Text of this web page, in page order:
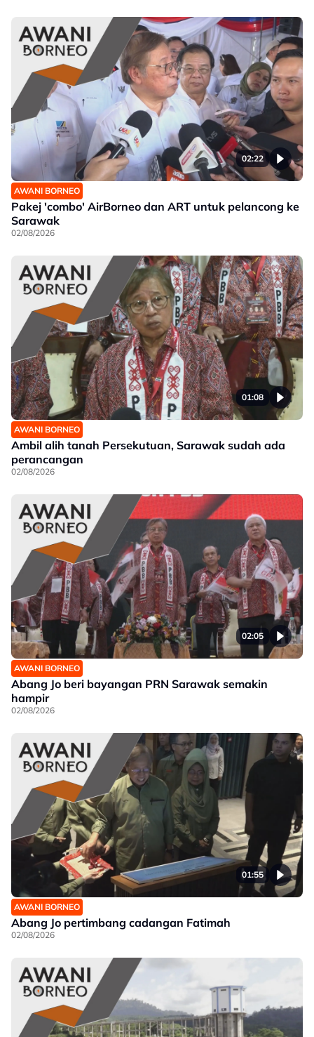
02:22
AWANI BORNEO
Pakej 'combo' AirBorneo dan ART untuk pelancong ke
Sarawak
02/08/2026
01:08
AWANI BORNEO
Ambil alih tanah Persekutuan, Sarawak sudah ada
perancangan
02/08/2026
02:05
AWANI BORNEO
Abang Jo beri bayangan PRN Sarawak semakin
hampir
02/08/2026
01:55
AWANI BORNEO
Abang Jo pertimbang cadangan Fatimah
02/08/2026